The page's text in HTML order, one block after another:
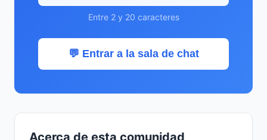
Entre 2 y 20 caracteres
💬 Entrar a la sala de chat
Acerca de esta comunidad